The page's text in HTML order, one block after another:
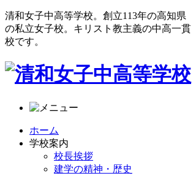
清和女子中高等学校。創立113年の高知県
の私立女子校。キリスト教主義の中高一貫
校です。
ホーム
学校案内
校長挨拶
建学の精神・歴史